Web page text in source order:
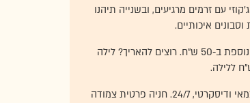
עם זרמים מרגיעים, ובשנייה תיהנו
איכותיים.
המחירון שקוף ונוח: 200 ש"ח לשעתיים, וכל שעה נוספת ב‑50 ש"ח. רוצים להאריך? לילה
הכניסה והתשלום מתבצעים ללא מפגש, באופן עצמאי ודיסקרטי, 24/7. חניה פרטית צמודה